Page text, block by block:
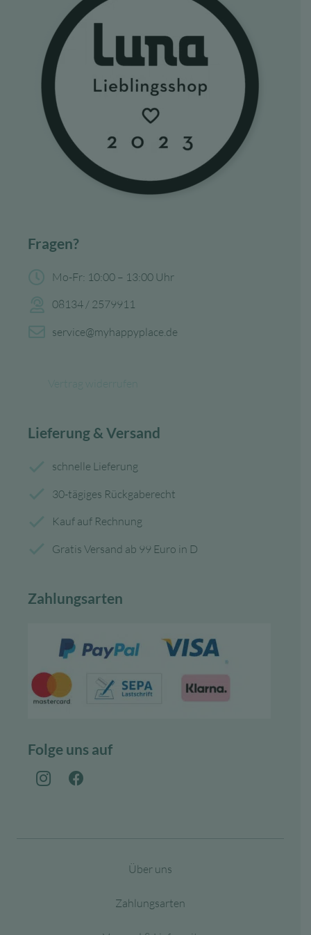
Fragen?
Mo-Fr: 10:00 – 13:00 Uhr
08134 / 2579911
service@myhappyplace.de
Lieferung & Versand
schnelle Lieferung
30-tägiges Rückgaberecht
Kauf auf Rechnung
Gratis Versand ab 99 Euro in D
Zahlungsarten
Folge uns auf
Über uns
Zahlungsarten